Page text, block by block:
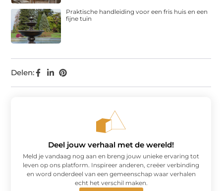
Delen:
Praktische handleiding voor een fris huis en een
fijne tuin
Deel jouw verhaal met de wereld!
Meld je vandaag nog aan en breng jouw unieke ervaring tot
leven op ons platform. Inspireer anderen, creëer verbinding
en word onderdeel van een gemeenschap waar verhalen
echt het verschil maken.